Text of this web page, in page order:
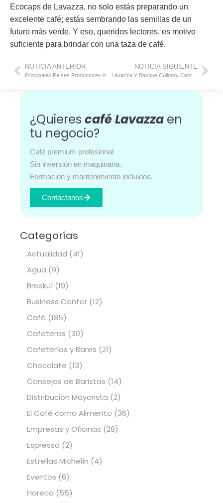
Ecocaps de Lavazza, no solo estás preparando un
excelente café; estás sembrando las semillas de un
futuro más verde. Y eso, queridos lectores, es motivo
suficiente para brindar con una taza de café.
NOTICIA ANTERIOR NOTICIA SIGUIENTE
Lavazza Y Basque Culinary Center Firman Un Acuerdo Para Promover Juntos La Cultura Del Café En España
¿Quieres café Lavazza en
tu negocio?
Café premium profesional
Sin inversión en maquinaria.
Formación y mantenimiento incluidos.
Contactanos
Categorías
Actualidad (41)
Agua (9)
Bresküì (19)
Business Center (12)
Café (185)
Cafeteras (30)
Cafeterías y Bares (21)
Chocolate (13)
Consejos de Baristas (14)
Distribución Mayorista (2)
El Café como Alimento (36)
Empresas y Oficinas (28)
Espressa (2)
Estrellas Michelín (4)
Eventos (6)
Horeca (55)